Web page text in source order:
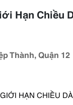
Hạn Chiều
Thành, Quận 12
HẠN CHIỀU